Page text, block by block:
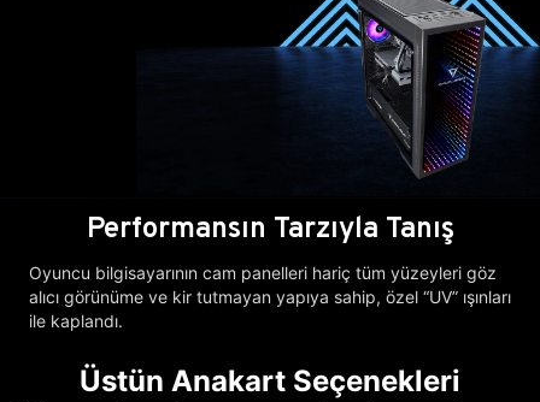
Performansın Tarzıyla Tanış
Oyuncu bilgisayarının cam panelleri hariç tüm yüzeyleri göz
alıcı görünüme ve kir tutmayan yapıya sahip, özel “UV” ışınları
ile kaplandı.
Üstün Anakart Seçenekleri